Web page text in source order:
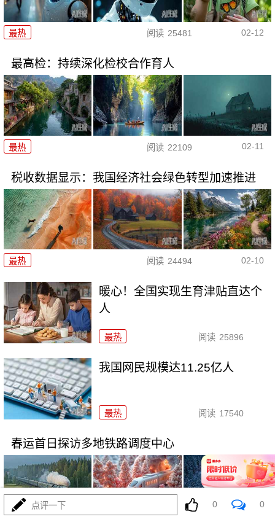
最热 阅读 25481 02-12
最高检：持续深化检校合作育人
最热 阅读 22109 02-11
税收数据显示：我国经济社会绿色转型加速推进
最热 阅读 24494 02-10
暖心！全国实现生育津贴直达个
人
最热 阅读 25896
我国网民规模达11.25亿人
最热 阅读 17540
春运首日探访多地铁路调度中心
点评一下 0 0